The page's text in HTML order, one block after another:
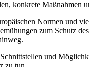
konkrete Maßnahmen
Normen und
zum Schutz des
und